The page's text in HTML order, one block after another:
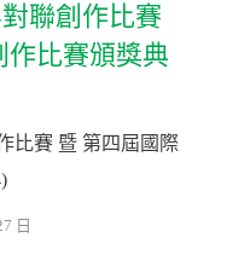
聯創作比賽
作比賽頒獎典
比賽 暨 第四屆國際
日